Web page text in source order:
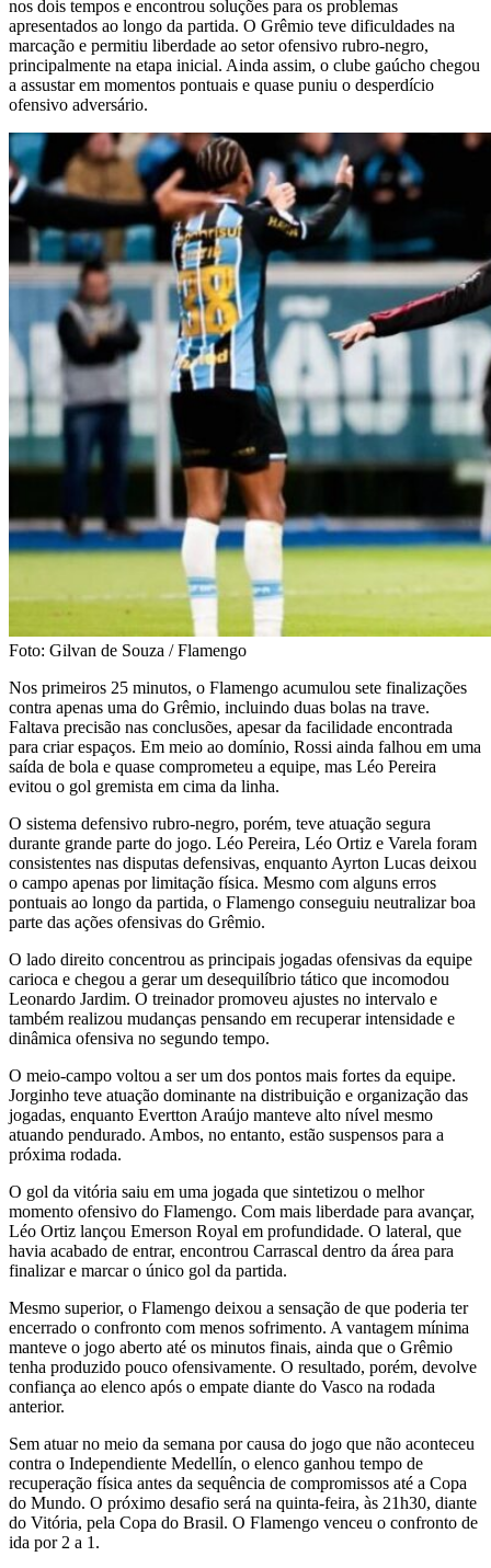
nos dois tempos e encontrou soluções para os problemas
apresentados ao longo da partida. O Grêmio teve dificuldades na
marcação e permitiu liberdade ao setor ofensivo rubro-negro,
principalmente na etapa inicial. Ainda assim, o clube gaúcho chegou
a assustar em momentos pontuais e quase puniu o desperdício
ofensivo adversário.
Foto: Gilvan de Souza / Flamengo
Nos primeiros 25 minutos, o Flamengo acumulou sete finalizações
contra apenas uma do Grêmio, incluindo duas bolas na trave.
Faltava precisão nas conclusões, apesar da facilidade encontrada
para criar espaços. Em meio ao domínio, Rossi ainda falhou em uma
saída de bola e quase comprometeu a equipe, mas Léo Pereira
evitou o gol gremista em cima da linha.
O sistema defensivo rubro-negro, porém, teve atuação segura
durante grande parte do jogo. Léo Pereira, Léo Ortiz e Varela foram
consistentes nas disputas defensivas, enquanto Ayrton Lucas deixou
o campo apenas por limitação física. Mesmo com alguns erros
pontuais ao longo da partida, o Flamengo conseguiu neutralizar boa
parte das ações ofensivas do Grêmio.
O lado direito concentrou as principais jogadas ofensivas da equipe
carioca e chegou a gerar um desequilíbrio tático que incomodou
Leonardo Jardim. O treinador promoveu ajustes no intervalo e
também realizou mudanças pensando em recuperar intensidade e
dinâmica ofensiva no segundo tempo.
O meio-campo voltou a ser um dos pontos mais fortes da equipe.
Jorginho teve atuação dominante na distribuição e organização das
jogadas, enquanto Evertton Araújo manteve alto nível mesmo
atuando pendurado. Ambos, no entanto, estão suspensos para a
próxima rodada.
O gol da vitória saiu em uma jogada que sintetizou o melhor
momento ofensivo do Flamengo. Com mais liberdade para avançar,
Léo Ortiz lançou Emerson Royal em profundidade. O lateral, que
havia acabado de entrar, encontrou Carrascal dentro da área para
finalizar e marcar o único gol da partida.
Mesmo superior, o Flamengo deixou a sensação de que poderia ter
encerrado o confronto com menos sofrimento. A vantagem mínima
manteve o jogo aberto até os minutos finais, ainda que o Grêmio
tenha produzido pouco ofensivamente. O resultado, porém, devolve
confiança ao elenco após o empate diante do Vasco na rodada
anterior.
Sem atuar no meio da semana por causa do jogo que não aconteceu
contra o Independiente Medellín, o elenco ganhou tempo de
recuperação física antes da sequência de compromissos até a Copa
do Mundo. O próximo desafio será na quinta-feira, às 21h30, diante
do Vitória, pela Copa do Brasil. O Flamengo venceu o confronto de
ida por 2 a 1.